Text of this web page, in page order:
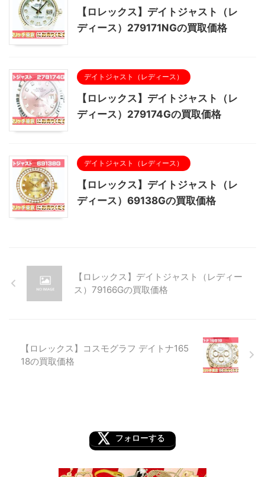
【ロレックス】デイトジャスト（レ
ディース）279171NGの買取価格
デイトジャスト（レディース）
【ロレックス】デイトジャスト（レ
ディース）279174Gの買取価格
デイトジャスト（レディース）
【ロレックス】デイトジャスト（レ
ディース）69138Gの買取価格
【ロレックス】デイトジャスト（レディー
ス）79166Gの買取価格
【ロレックス】コスモグラフ デイトナ165
18の買取価格
フォローする